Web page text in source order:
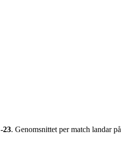
-23. Genomsnittet per match landar på